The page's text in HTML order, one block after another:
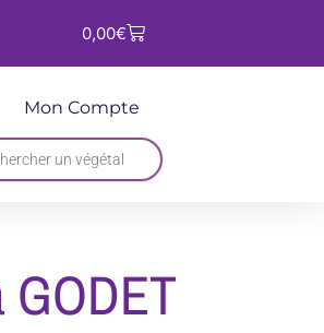
0,00€Panier
Mon Compte